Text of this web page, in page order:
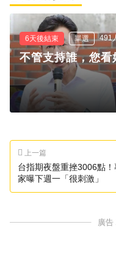
6天後結束 單選 491
不管支持誰，您
上一篇
台指期夜盤重挫3006點！
家曝下週一「很刺激」
廣